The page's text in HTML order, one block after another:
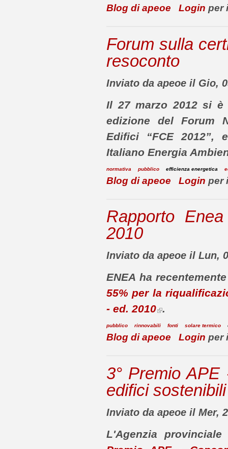
Blog di apeoe Login per
Forum sulla
resoconto
Inviato da apeoe il Gio,
Il 27 marzo 2012 si è
edizione del Forum
Edifici “FCE 2012”,
Italiano Energia
normativa pubblico efficienza energetica
Blog di apeoe Login per
Rapporto
2010
Inviato da apeoe il Lun,
ENEA ha
55% per la
- ed. 2010 .
pubblico rinnovabili fonti solare termico
Blog di apeoe Login per
3° Premio
edifici sostenibili
Inviato da apeoe il Mer,
L'Agenzia